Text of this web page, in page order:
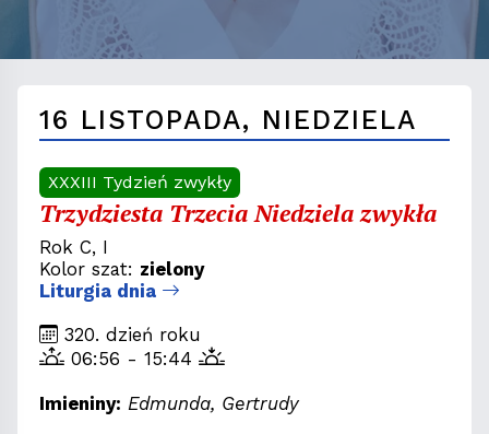
16 LISTOPADA, NIEDZIELA
XXXIII Tydzień zwykły
Trzydziesta Trzecia Niedziela zwykła
Rok C, I
Kolor szat: zielony
Liturgia dnia
320. dzień roku
06:56 - 15:44
Imieniny: Edmunda, Gertrudy